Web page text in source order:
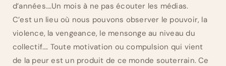
d’années….Un mois à ne pas écouter les médias.
C’est un lieu où nous pouvons observer le pouvoir, la
violence, la vengeance, le mensonge au niveau du
collectif…. Toute motivation ou compulsion qui vient
de la peur est un produit de ce monde souterrain. Ce